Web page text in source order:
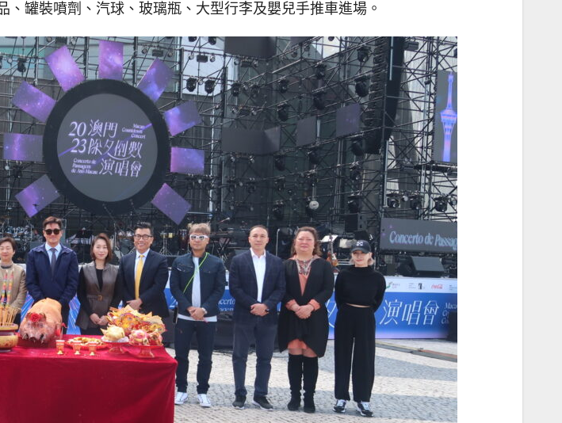
罐裝噴劑、汽球、玻璃瓶、大型行李及嬰兒手推車進場。